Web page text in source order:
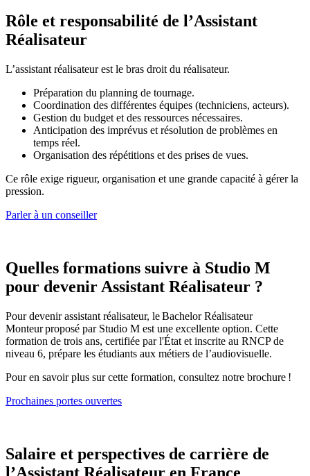
Rôle et responsabilité de l’Assistant
Réalisateur
L’assistant réalisateur est le bras droit du réalisateur.
Préparation du planning de tournage.
Coordination des différentes équipes (techniciens, acteurs).
Gestion du budget et des ressources nécessaires.
Anticipation des imprévus et résolution de problèmes en
temps réel.
Organisation des répétitions et des prises de vues.
Ce rôle exige rigueur, organisation et une grande capacité à gérer la
pression.
Parler à un conseiller
Quelles formations suivre à Studio M
pour devenir Assistant Réalisateur ?
Pour devenir assistant réalisateur, le Bachelor Réalisateur
Monteur proposé par Studio M est une excellente option. Cette
formation de trois ans, certifiée par l'État et inscrite au RNCP de
niveau 6, prépare les étudiants aux métiers de l’audiovisuelle.
Pour en savoir plus sur cette formation, consultez notre brochure !
Prochaines portes ouvertes
Salaire et perspectives de carrière de
l’Assistant Réalisateur en France